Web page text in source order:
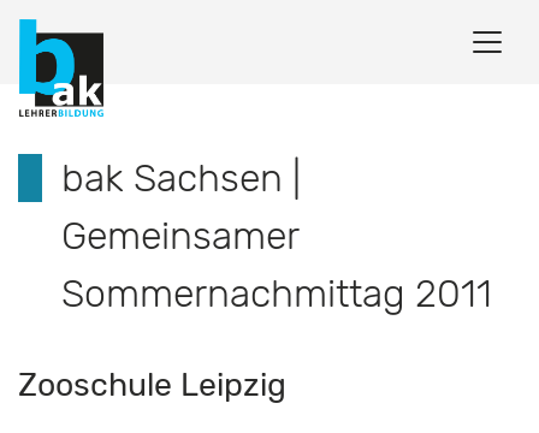
bak Sachsen |
Gemeinsamer
Sommernachmittag 2011
Zooschule Leipzig